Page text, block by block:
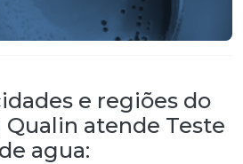
e regiões do
Qualin atende Teste
de agua: